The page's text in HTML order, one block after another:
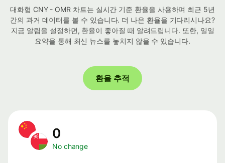
대화형 CNY - OMR 차트는 실시간 기준 환율을 사용하며 최근 5년
간의 과거 데이터를 볼 수 있습니다. 더 나은 환율을 기다리시나요?
지금 알림을 설정하면, 환율이 좋아질 때 알려드립니다. 또한, 일일
요약을 통해 최신 뉴스를 놓치지 않을 수 있습니다.
환율 추적
0
No change